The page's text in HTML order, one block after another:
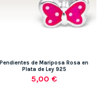
Pendientes de Mariposa Rosa en
Plata de Ley 925
5,00 €